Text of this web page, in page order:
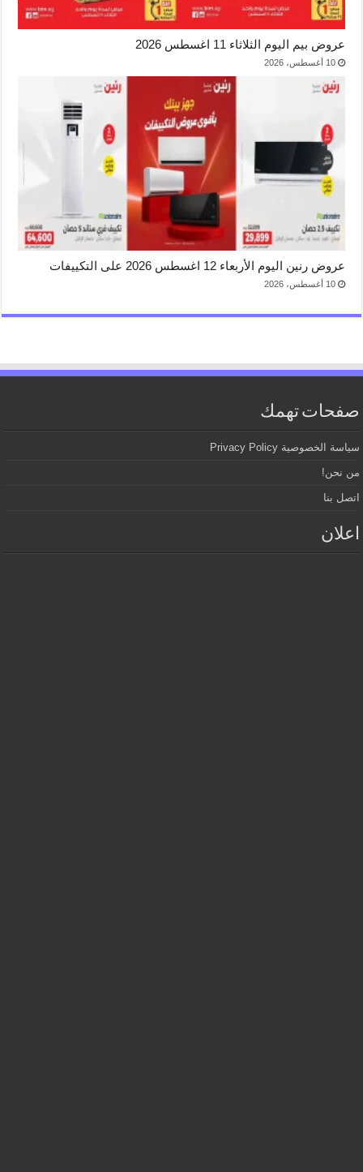
عروض بيم اليوم الثلاثاء 11 اغسطس 2026
10 أغسطس، 2026
عروض رنين اليوم الأربعاء 12 اغسطس 2026 على التكييفات
10 أغسطس، 2026
صفحات تهمك
سياسة الخصوصية Privacy Policy
من نحن!
اتصل بنا
اعلان